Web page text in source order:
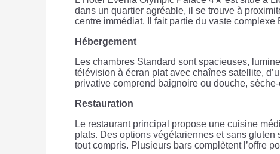
dans un quartier agréable, il se trouve à
centre immédiat. Il fait partie du vaste complexe
Hébergement
Les chambres Standard sont spacieuses,
télévision à écran plat avec chaînes satellite,
privative comprend baignoire ou douche,
Restauration
Le restaurant principal propose une cuisine
plats. Des options végétariennes et sans
tout compris. Plusieurs bars complètent l’offre